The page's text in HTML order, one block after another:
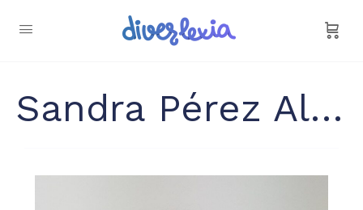
Sandra Pérez Alloza